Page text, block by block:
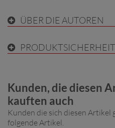
ÜBER DIE AUTOREN
PRODUKTSICHERHEIT
Kunden, die diesen
kauften auch
Kunden die sich diesen Artikel
folgende Artikel.